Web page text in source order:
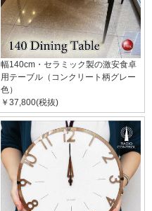
幅140cm・セラミック製の激安食卓
用テーブル（コンクリート柄グレー
色）
￥37,800(税抜)